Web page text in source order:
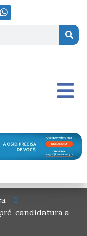
candidatura a